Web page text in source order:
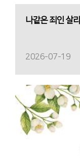
나같은 죄인 살
2026-07-19